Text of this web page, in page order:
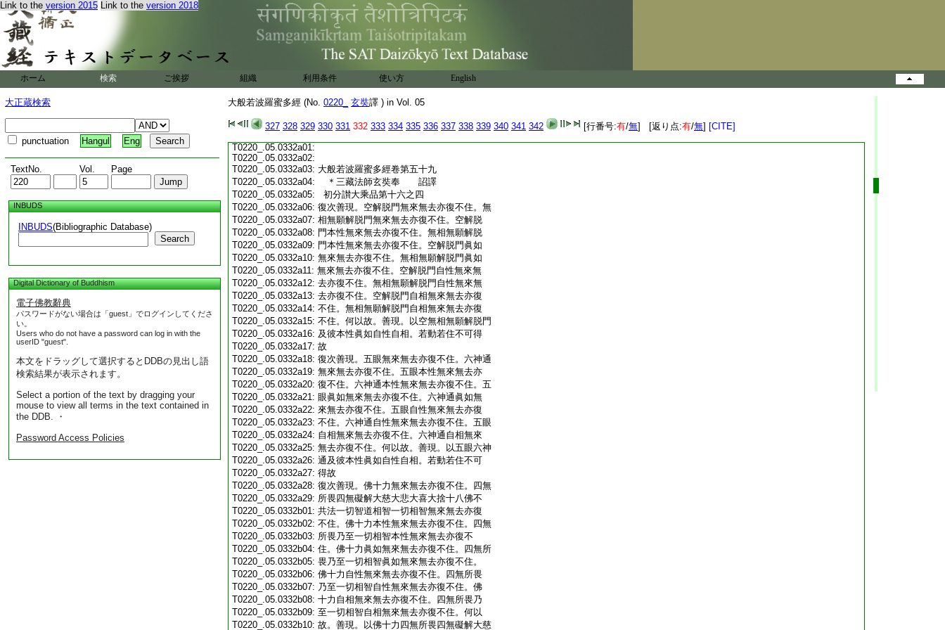
Link to the version 2015 Link to the version 2018
ホーム 検索 ご挨拶 組織 利用条件 使い方 English
大正蔵検索
punctuation Hangul Eng
TextNo. Vol. Page
INBUDS
INBUDS(Bibliographic Database)
Search
Digital Dictionary of Buddhism
電子佛教辭典
パスワードがない場合は「guest」でログインしてくださ
い。
Users who do not have a password can log in with the
userID "guest".
本文をドラッグして選択するとDDBの見出し語
検索結果が表示されます。
Select a portion of the text by dragging your
mouse to view all terms in the text contained in
the DDB. ・
Password Access Policies
大般若波羅蜜多經 (No. 0220_ 玄奘譯 ) in Vol. 05
327 328 329 330 331 332 333 334 335 336 337 338 339 340 341 342 [行番号:有/無] [返り点:有/無] [CITE]
T0220_.05.0331c19:亦復不住。四念住眞如無來無去亦復不住。
T0220_.05.0331c20: 四正斷乃至八聖道支眞如無來無去亦復不
T0220_.05.0331c21:住。四念住自性無來無去亦復不住。四正斷
乃至八聖道支自性無來無去亦復不住。四
念住自相無來無去亦復不住。四正斷乃至
T0220_.05.0331c24:八聖道支自相無來無去亦復不住。何以故。
T0220_.05.0331c25:善現。以四念住四正斷四神足五根五力七
T0220_.05.0331c26: 等覺支八聖道支及彼本性眞如自性自相。
T0220_.05.0331c28: 大般若波羅蜜多經卷第五十八
T0220_.05.0332a01:
T0220_.05.0332a02:
T0220_.05.0332a03: 大般若波羅蜜多經卷第五十九
T0220_.05.0332a04:
＊三藏法師玄奘奉 詔譯
T0220_.05.0332a05:
初分讃大乘品第十六之四
T0220_.05.0332a06: 復次善現。空解脱門無來無去亦復不住。無
T0220_.05.0332a07: 相無願解脱門無來無去亦復不住。空解脱
T0220_.05.0332a08: 門本性無來無去亦復不住。無相無願解脱
T0220_.05.0332a09: 門本性無來無去亦復不住。空解脱門眞如
T0220_.05.0332a10: 無來無去亦復不住。無相無願解脱門眞如
T0220_.05.0332a11: 無來無去亦復不住。空解脱門自性無來無
T0220_.05.0332a12: 去亦復不住。無相無願解脱門自性無來無
T0220_.05.0332a13: 去亦復不住。空解脱門自相無來無去亦復
T0220_.05.0332a14: 不住。無相無願解脱門自相無來無去亦復
T0220_.05.0332a15: 不住。何以故。善現。以空無相無願解脱門
T0220_.05.0332a16: 及彼本性眞如自性自相。若動若住不可得
T0220_.05.0332a17: 故
T0220_.05.0332a18: 復次善現。五眼無來無去亦復不住。六神通
T0220_.05.0332a19: 無來無去亦復不住。五眼本性無來無去亦
T0220_.05.0332a20: 復不住。六神通本性無來無去亦復不住。五
T0220_.05.0332a21: 眼眞如無來無去亦復不住。六神通眞如無
T0220_.05.0332a22: 來無去亦復不住。五眼自性無來無去亦復
T0220_.05.0332a23: 不住。六神通自性無來無去亦復不住。五眼
T0220_.05.0332a24: 自相無來無去亦復不住。六神通自相無來
T0220_.05.0332a25: 無去亦復不住。何以故。善現。以五眼六神
T0220_.05.0332a26: 通及彼本性眞如自性自相。若動若住不可
T0220_.05.0332a27: 得故
T0220_.05.0332a28: 復次善現。佛十力無來無去亦復不住。四無
T0220_.05.0332a29: 所畏四無礙解大慈大悲大喜大捨十八佛不
T0220_.05.0332b01: 共法一切智道相智一切相智無來無去亦復
T0220_.05.0332b02: 不住。佛十力本性無來無去亦復不住。四無
T0220_.05.0332b03: 所畏乃至一切相智本性無來無去亦復不
T0220_.05.0332b04: 住。佛十力眞如無來無去亦復不住。四無所
T0220_.05.0332b05: 畏乃至一切相智眞如無來無去亦復不住。
T0220_.05.0332b06: 佛十力自性無來無去亦復不住。四無所畏
T0220_.05.0332b07: 乃至一切相智自性無來無去亦復不住。佛
T0220_.05.0332b08: 十力自相無來無去亦復不住。四無所畏乃
T0220_.05.0332b09: 至一切相智自相無來無去亦復不住。何以
T0220_.05.0332b10: 故。善現。以佛十力四無所畏四無礙解大慈